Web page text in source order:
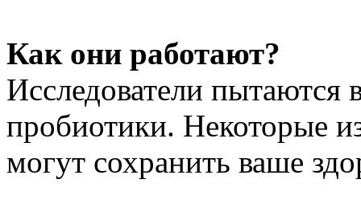
Как они работают?
Исследователи пытаются
пробиотики. Некоторые
могут сохранить ваше